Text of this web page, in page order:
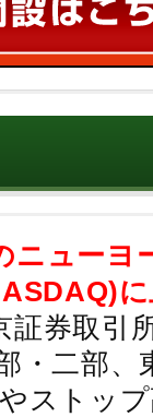
ニューヨ
証券取引
・二部、
ストッ